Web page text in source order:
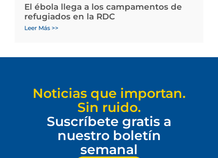
El ébola llega a los campamentos de
refugiados en la RDC
Leer Más >>
Noticias que importan.
Sin ruido.
Suscríbete gratis a
nuestro boletín
semanal